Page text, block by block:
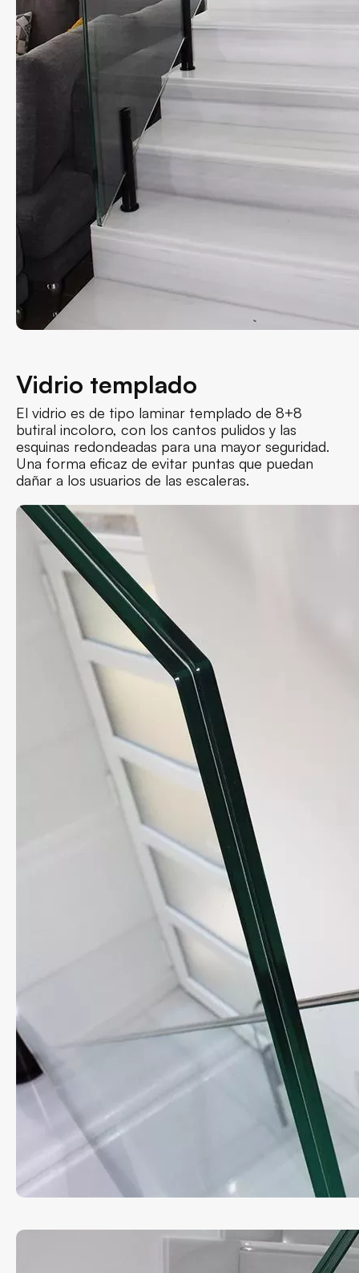
Vidrio templado
El vidrio es de tipo laminar templado de 8+8
butiral incoloro, con los cantos pulidos y las
esquinas redondeadas para una mayor seguridad.
Una forma eficaz de evitar puntas que puedan
dañar a los usuarios de las escaleras.